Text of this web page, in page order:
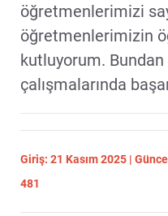
öğretmenlerimizi
öğretmenlerimizin
kutluyorum.
çalışmalarında
Giriş: 21 Kasım 2025 |
481